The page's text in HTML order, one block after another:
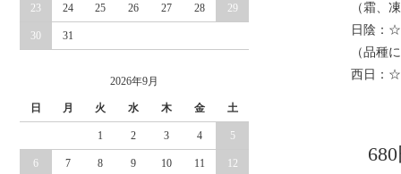
23 24 25 26 27 28 29
30 31
2026年9月
日 月 火 水 木 金 土
1 2 3 4 5
6 7 8 9 10 11 12
（霜、
日陰
（品種
西日